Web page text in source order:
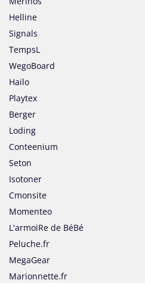
Helline
Signals
TempsL
WegoBoard
Hailo
Playtex
Berger
Loding
Conteenium
Seton
Isotoner
Cmonsite
Momenteo
L'armoiRe de BéBé
Peluche.fr
MegaGear
Marionnette.fr